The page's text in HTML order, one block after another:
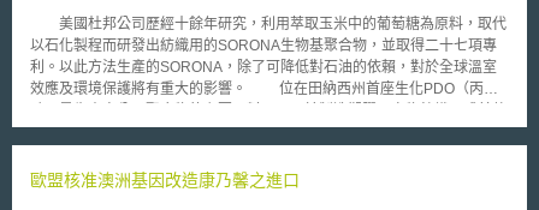
護又該到何種程度，各方立場不同、偏重各異，看法常有差距；日本「居民
基本資料網路」事件之原被告間、甚至不同地方法院間的見解差異，即為適
例。目前正值我國研議修正個人資料保護法之際，前開事件今後如何發展，
或有吾人持續觀察並深入思索之餘地。
持續性。(5)促進並強化製造領域的共同平台及其生態系統。(6)從獨特的地
理位置創建虛擬價值鏈，從而善用優秀人才的潛力。 我國為整合新創
能量，以創造製造業下一波成長動能，今年亦陸續公布「智慧機械產業推動
方案」與「數位國家‧創新經濟發展方案」，以具高效率、高品質、高彈性
等特徵之智慧生產線，透過雲端及網路與消費者快速連結，打造下世代工廠
美國杜邦公司歷經十餘年研究，利用萃取玉米中的葡萄糖為原料，取代
以石化製程而研發出紡織用的SORONA生物基聚合物，並取得二十七項專
利。以此方法生產的SORONA，除了可降低對石油的依賴，對於全球溫室
效應及環境保護將有重大的影響。 位在田納西州首座生化PDO（丙二
產品 ）明年三月正式投入生產後，將前進亞洲設置第二座PDO廠，並尋求
鷺紡織等十家大廠使用。
歐盟核准澳洲基因改造康乃馨之進口